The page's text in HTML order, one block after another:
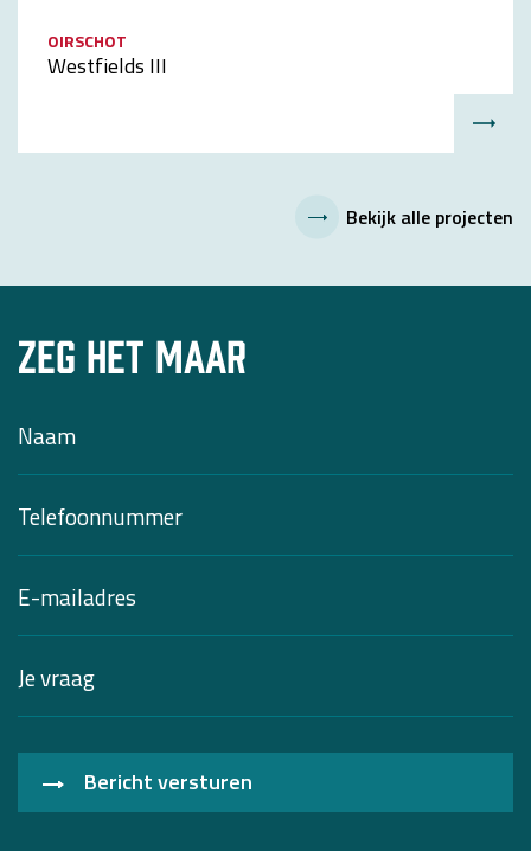
OIRSCHOT
Westfields III
Bekijk alle projecten
Zeg het maar
Bericht versturen